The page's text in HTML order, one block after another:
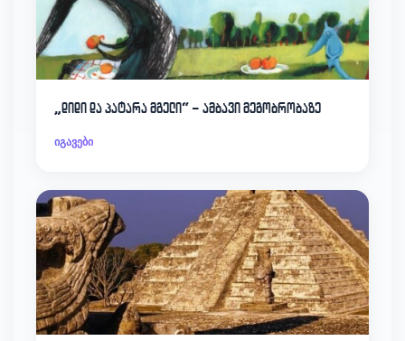
„დიდი და პატარა მგელი“ – ამბავი მეგობრობაზე
იგავები